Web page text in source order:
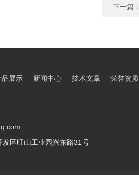
下一篇
品展示 新闻中心 技术文章 荣誉资质
区旺山工业园兴东路31号